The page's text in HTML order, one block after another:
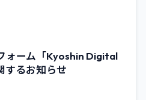
ォーム「Kyoshin Digital
するお知らせ